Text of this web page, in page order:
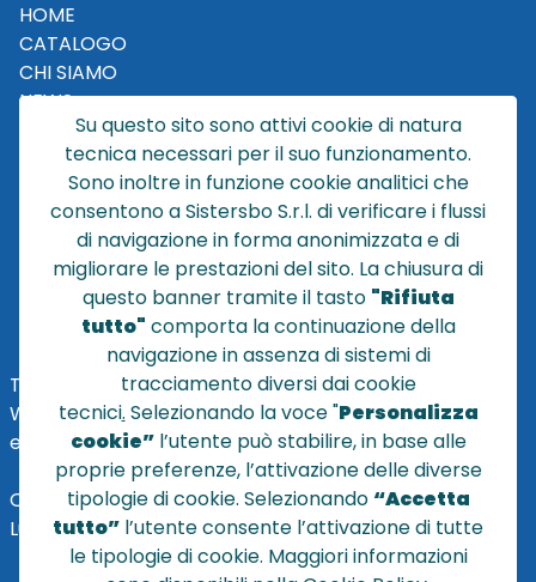
HOME
CATALOGO
CHI SIAMO
NEWS
CONTATTACI
CONDIZIONI DI VENDITA
POLICY PRIVACY
NOTE LEGALI
Cookie
TEL
+39 051 320210
WHATSAPP: +39345 7201724
eMai
vendite@sistersbo.it
Orari Uffici:
Lun - Ven: 08:30 - 18:00
Su questo sito sono attivi cookie di natura
tecnica necessari per il suo funzionamento.
Sono inoltre in funzione cookie analitici che
consentono a Sistersbo S.r.l. di verificare i flussi
di navigazione in forma anonimizzata e di
migliorare le prestazioni del sito. La chiusura di
questo banner tramite il tasto "Rifiuta
tutto" comporta la continuazione della
navigazione in assenza di sistemi di
tracciamento diversi dai cookie
tecnici. Selezionando la voce "Personalizza
cookie”l’utente può stabilire, in base alle
proprie preferenze, l’attivazione delle diverse
tipologie di cookie. Selezionando “Accetta
tutto” l’utente consente l’attivazione di tutte
le tipologie di cookie. Maggiori informazioni